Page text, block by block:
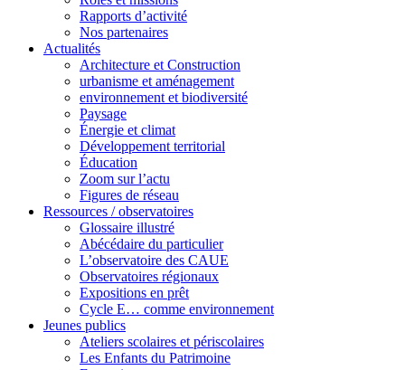
Rapports d’activité
Nos partenaires
Actualités
Architecture et Construction
urbanisme et aménagement
environnement et biodiversité
Paysage
Énergie et climat
Développement territorial
Éducation
Zoom sur l’actu
Figures de réseau
Ressources / observatoires
Glossaire illustré
Abécédaire du particulier
L’observatoire des CAUE
Observatoires régionaux
Expositions en prêt
Cycle E… comme environnement
Jeunes publics
Ateliers scolaires et périscolaires
Les Enfants du Patrimoine